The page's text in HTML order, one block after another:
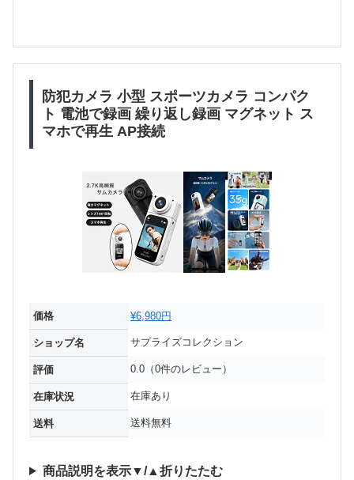
防犯カメラ 小型 スポーツカメラ コンパク
ト 電池で録画 繰り返し録画 マグネット ス
マホで再生 AP接続
価格 ¥6,980円
ショップ名 サプライズコレクション
評価 0.0（0件のレビュー）
在庫状況 在庫あり
送料 送料無料
商品説明を表示▼/▲折りたたむ